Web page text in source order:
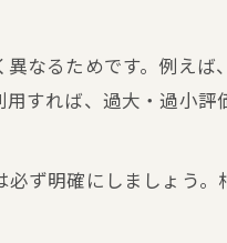
なるためです。例えば
すれば、過大・過小評
ず明確にしましょう。